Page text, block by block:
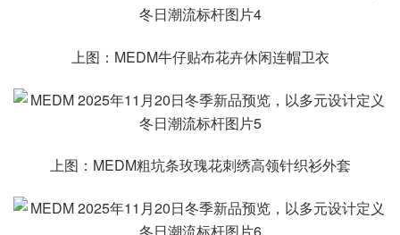
上图：MEDM牛仔贴布花卉休闲连帽卫衣
上图：MEDM粗坑条玫瑰花刺绣高领针织衫外套